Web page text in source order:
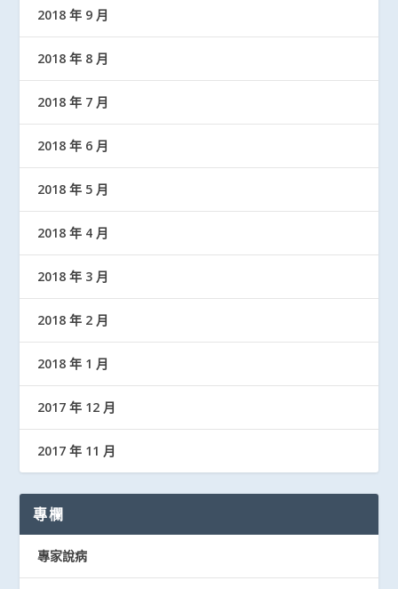
2018 年 9 月
2018 年 8 月
2018 年 7 月
2018 年 6 月
2018 年 5 月
2018 年 4 月
2018 年 3 月
2018 年 2 月
2018 年 1 月
2017 年 12 月
2017 年 11 月
專欄
專家說病